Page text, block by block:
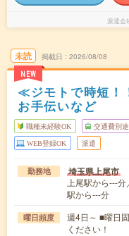
派遣会
未読
NEW
掲載日 2026/08/08
≪ジモトで時短！
お手伝いなど
職種未経験OK 交通費別
WEB登録OK 派遣
勤務地 埼玉県上尾市
上尾駅から---
駅から---分
曜日頻度
週4日～ ■曜日
ください！